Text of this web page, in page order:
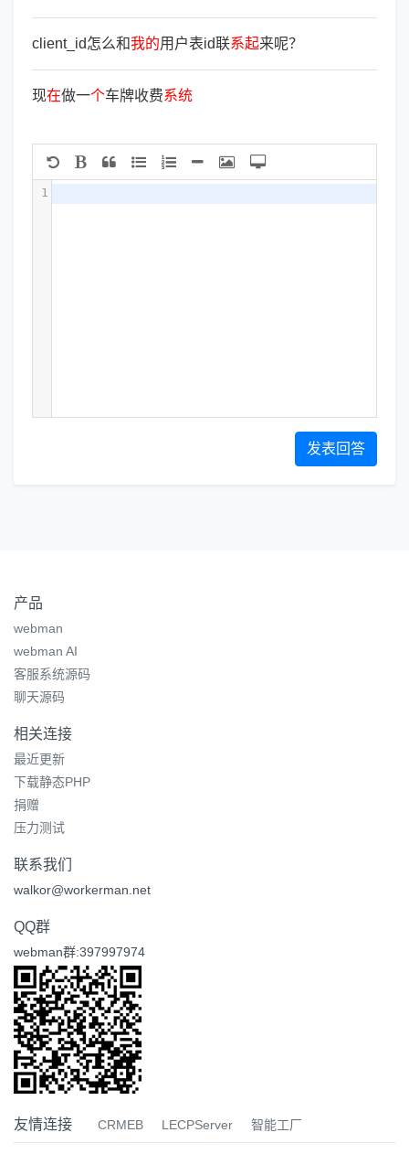
client_id怎么和我的用户表id联系起来呢？
现在做一个车牌收费系统
1
发表回答
产品
webman
webman AI
客服系统源码
聊天源码
相关连接
最近更新
下载静态PHP
捐赠
压力测试
联系我们
walkor@workerman.net
QQ群
webman群:397997974
友情连接 CRMEB LECPServer 智能工厂